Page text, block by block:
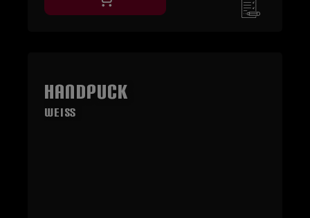
HandPuck
Weiß